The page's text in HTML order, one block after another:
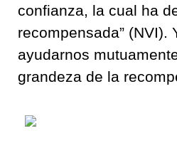
confianza, la cual ha
recompensada” (NVI).
ayudarnos
grandeza de la